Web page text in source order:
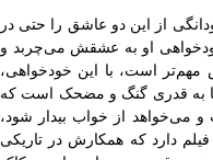
از این دو عاشق را حتی در
خودخواهی او به عشقش می‌چربد و
است، با این خودخواهی،
به قدری گنگ و مضحک است که
می‌خواهد از خواب بیدار شود،
دارد که همکارش در تاریکی